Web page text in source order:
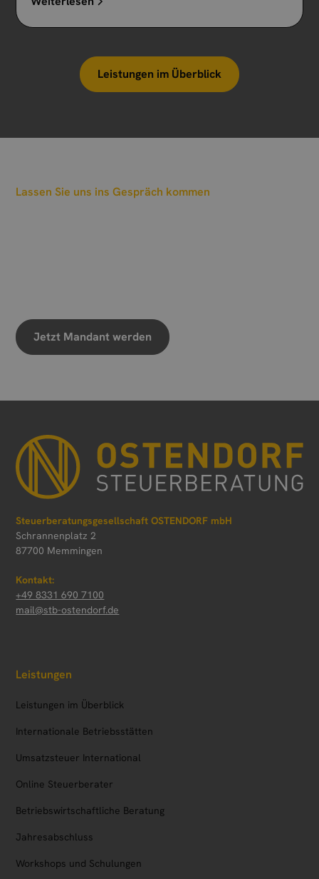
Leistungen im Überblick
Lassen Sie uns ins Gespräch kommen
Jetzt Mandant werden
Steuerberatungsgesellschaft OSTENDORF mbH
Schrannenplatz 2
87700 Memmingen
Kontakt:
+49 8331 690 7100
mail@stb-ostendorf.de
Leistungen
Leistungen im Überblick
Internationale Betriebsstätten
Umsatzsteuer International
Online Steuerberater
Betriebs­wirtschaftliche Beratung
Jahresabschluss
Workshops und Schulungen